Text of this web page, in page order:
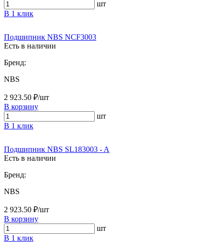
шт
В 1 клик
Подшипник NBS NCF3003
Есть в наличии
Бренд:
NBS
2 923.50 ₽/шт
В корзину
шт
В 1 клик
Подшипник NBS SL183003 - A
Есть в наличии
Бренд:
NBS
2 923.50 ₽/шт
В корзину
шт
В 1 клик